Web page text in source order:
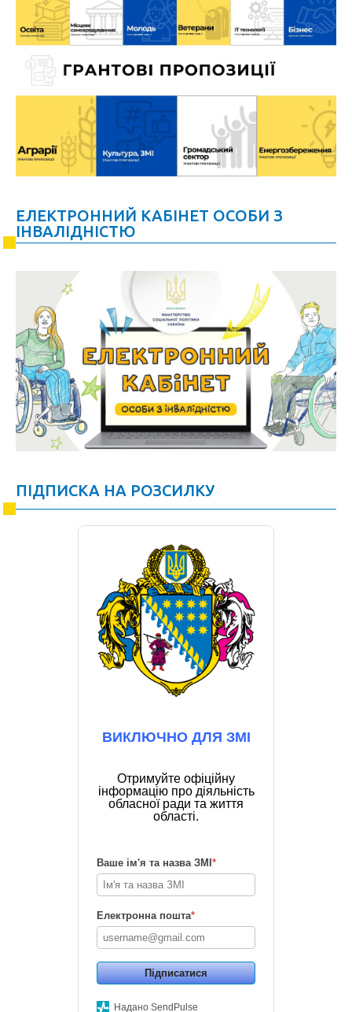
ЕЛЕКТРОННИЙ КАБІНЕТ ОСОБИ З
ІНВАЛІДНІСТЮ
ПІДПИСКА НА РОЗСИЛКУ
ВИКЛЮЧНО ДЛЯ ЗМІ
Отримуйте офіційну
інформацію про діяльність
обласної ради та життя
області.
Ваше ім'я та назва ЗМІ *
Електронна пошта*
Підписатися
Надано SendPulse